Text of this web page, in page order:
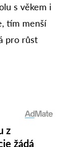
s věkem i
tím menší
pro růst